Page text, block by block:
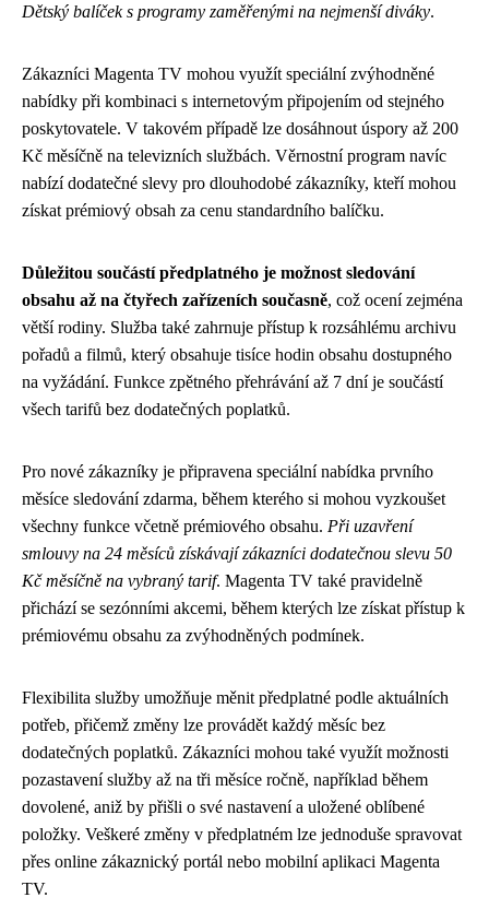
Dětský balíček s programy zaměřenými na nejmenší diváky.
Zákazníci Magenta TV mohou využít speciální zvýhodněné
nabídky při kombinaci s internetovým připojením od stejného
poskytovatele. V takovém případě lze dosáhnout úspory až 200
Kč měsíčně na televizních službách. Věrnostní program navíc
nabízí dodatečné slevy pro dlouhodobé zákazníky, kteří mohou
získat prémiový obsah za cenu standardního balíčku.
Důležitou součástí předplatného je možnost sledování
obsahu až na čtyřech zařízeních současně, což ocení zejména
větší rodiny. Služba také zahrnuje přístup k rozsáhlému archivu
pořadů a filmů, který obsahuje tisíce hodin obsahu dostupného
na vyžádání. Funkce zpětného přehrávání až 7 dní je součástí
všech tarifů bez dodatečných poplatků.
Pro nové zákazníky je připravena speciální nabídka prvního
měsíce sledování zdarma, během kterého si mohou vyzkoušet
všechny funkce včetně prémiového obsahu. Při uzavření
smlouvy na 24 měsíců získávají zákazníci dodatečnou slevu 50
Kč měsíčně na vybraný tarif. Magenta TV také pravidelně
přichází se sezónními akcemi, během kterých lze získat přístup k
prémiovému obsahu za zvýhodněných podmínek.
Flexibilita služby umožňuje měnit předplatné podle aktuálních
potřeb, přičemž změny lze provádět každý měsíc bez
dodatečných poplatků. Zákazníci mohou také využít možnosti
pozastavení služby až na tři měsíce ročně, například během
dovolené, aniž by přišli o své nastavení a uložené oblíbené
položky. Veškeré změny v předplatném lze jednoduše spravovat
přes online zákaznický portál nebo mobilní aplikaci Magenta
TV.